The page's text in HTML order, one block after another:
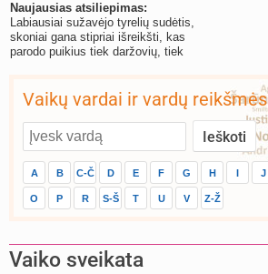
Naujausias atsiliepimas:
Labiausiai sužavėjo tyrelių sudėtis,
skoniai gana stipriai išreikšti, kas
parodo puikius tiek daržovių, tiek
Vaikų vardai ir vardų reikšmės
A B C-Č D E F G H I J
O P R S-Š T U V Z-Ž
Vaiko sveikata